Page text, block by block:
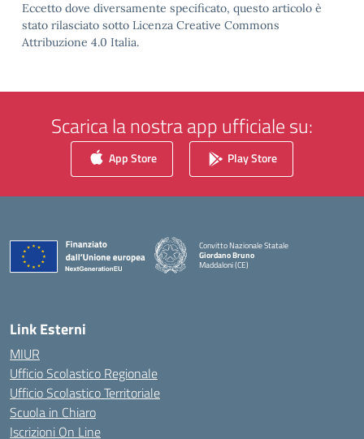
Eccetto dove diversamente specificato, questo articolo è
stato rilasciato sotto Licenza Creative Commons
Attribuzione 4.0 Italia.
Scarica la nostra app ufficiale su:
App Store Play Store
Convitto Nazionale Statale
Giordano Bruno
Maddaloni (CE)
Link Esterni
MIUR
Ufficio Scolastico Regionale
Ufficio Scolastico Territoriale
Scuola in Chiaro
Iscrizioni On Line